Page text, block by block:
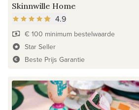
Skinnwille Home
4.9
€ 100 minimum bestelwaarde
Star Seller
Beste Prijs Garantie